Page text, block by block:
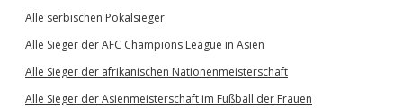
Alle serbischen Pokalsieger
Alle Sieger der AFC Champions League in Asien
Alle Sieger der afrikanischen Nationenmeisterschaft
Alle Sieger der Asienmeisterschaft im Fußball der Frauen